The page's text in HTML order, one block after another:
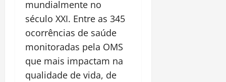
mundialmente no
século XXI. Entre as 345
ocorrências de saúde
monitoradas pela OMS
que mais impactam na
qualidade de vida, de